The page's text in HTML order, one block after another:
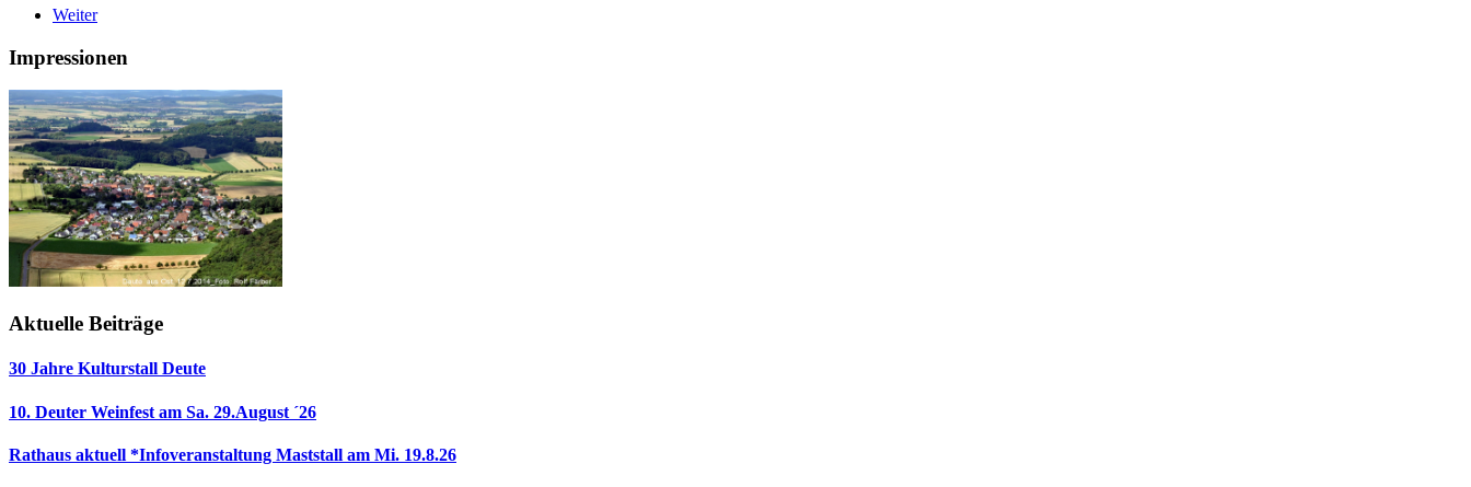
Weiter
Impressionen
Aktuelle Beiträge
30 Jahre Kulturstall Deute
10. Deuter Weinfest am Sa. 29.August ´26
Rathaus aktuell *Infoveranstaltung Maststall am Mi. 19.8.26